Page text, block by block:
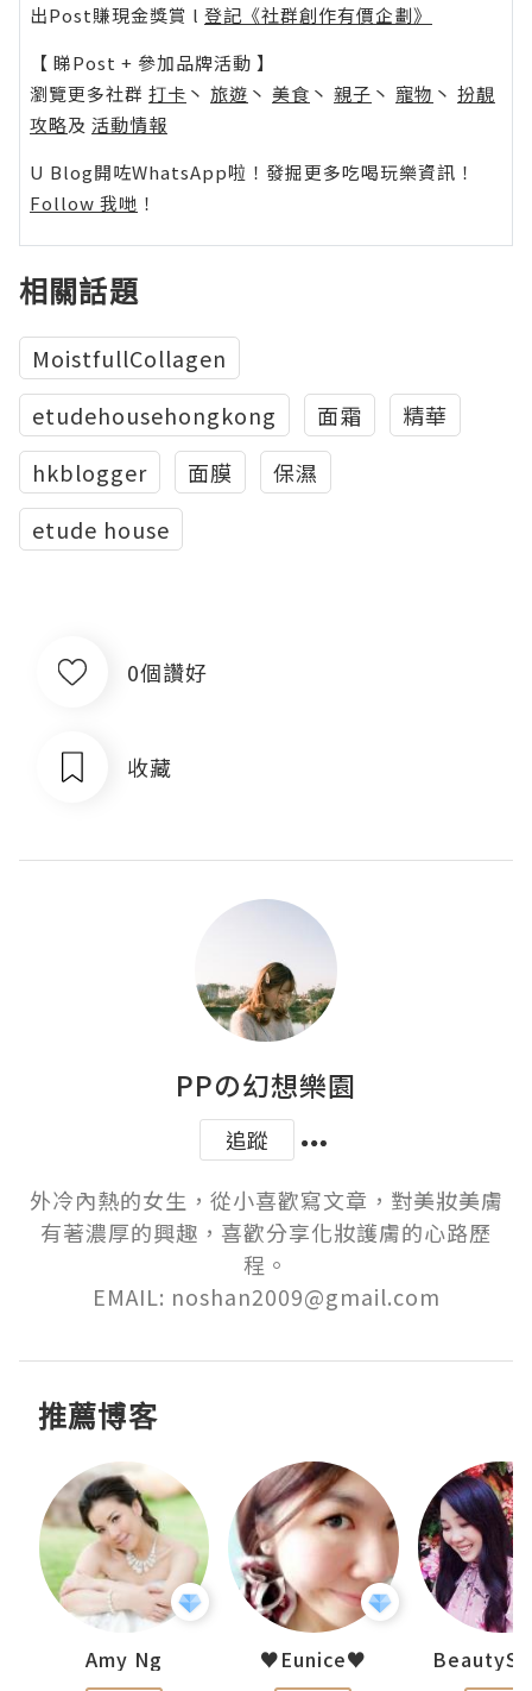
出Post賺現金獎賞 l 登記《社群創作有價企劃》
【 睇Post + 參加品牌活動 】
瀏覽更多社群 打卡 丶 旅遊 丶 美食 丶 親子 丶 寵物 丶 扮靚
攻略及 活動情報
U Blog開咗WhatsApp啦！發掘更多吃喝玩樂資訊！
Follow 我哋 ！
相關話題
MoistfullCollagen
etudehousehongkong
面霜
精華
hkblogger
面膜
保濕
etude house
0個讚好
收藏
PPの幻想樂園
追蹤
外冷內熱的女生，從小喜歡寫文章，對美妝美膚
有著濃厚的興趣，喜歡分享化妝護膚的心路歷
程。
EMAIL: noshan2009@gmail.com
推薦博客
Amy Ng ♥Eunice♥